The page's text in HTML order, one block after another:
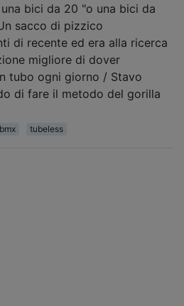
bici da 20 "o una bici da
sacco di pizzico
di recente ed era alla ricerca
migliore di dover
tubo ogni giorno / Stavo
di fare il metodo del gorilla
bmx tubeless